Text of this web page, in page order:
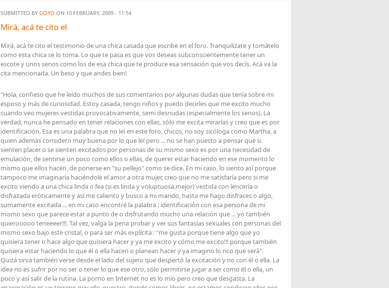
SUBMITTED BY GOYO ON 10 FEBRUARY, 2009 - 11:54
Mirá, acá te cito el
Mirá, acá te cito el testimonio de una chica casada que escribe en el foro. Tranquilizate y tomátelo
como esta chica se lo toma. Lo que te pasa es que vos deseas subconscientemente tener un
escote y unos senos como los de esa chica que te produce esa sensación que vos decís. Acá va la
cita mencionada. Un beso y que andes bien!
"Hola, confieso que he leído muchos de sus comentarios por algunas dudas que tenía sobre mi
esposo y más de curiosidad. Estoy casada, tengo niños y puedo decirles que me excito mucho
cuando veo mujeres vestidas provocativamente, semi desnudas (especialmente los senos). La
verdad, nunca he pensado en tener relaciones con ellas, sólo me excita mirarlas y creo que es por
identificación. Esa es una palabra que no leí en este foro, chicos, no soy sicóloga como Martha, a
quien además considero muy buena por lo que leí pero ... no se han puesto a pensar que si
sienten placer o se sienten excitados por personas de su mismo sexo es por una necesidad de
emulación, de sentirse un poco como ellos o ellas, de querer estar haciendo en ese momento lo
mismo que ellos hacen, de ponerse en "su pellejo" como se dice. En mi caso, lo siento así porque
tampoco me imaginaría haciéndole el amor a otra mujer, creo que no me satisfaría pero si me
excito viendo a una chica linda o fea (si es linda y voluptuosa,mejor) vestida con lencería o
disfrazada eróticamente y así me caliento y busco a mi marido, hasta me hago disfraces o algo,
sumamente excitada ... en mi caso encontré la palabra : identificación con esa persona de mi
mismo sexo que parece estar a punto de o disfrutando mucho una relación que ... yo también
quierooooo teneeeer!!!. Tal vez, valga la pena probar y ver sus fantasías sexuales con personas del
mismo sexo bajo este cristal, o para ser más explícita : "me gusta porque tiene algo que yo
quisiera tener o hace algo que quisiera hacer y ya me excito y cómo me excito!!! porque también
quisiera estar haciendo lo que él o ella hacen o planean hacer y ya imagino lo rico que será".
Quizá sirva también verse desde el lado del sujeto que despertó la excitación y no con él o ella. La
idea no es sufrir por no ser o tener lo que ese otro, sólo permitirse jugar a ser como él o ella, un
poco y así salir de la rutina. La porno en Internet no es lo mío pero creo que desgasta. La